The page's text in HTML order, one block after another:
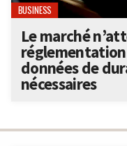
BUSINESS
Le marché
données de
nécessaires